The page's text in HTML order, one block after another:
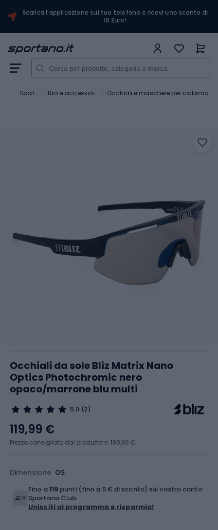
Scarica l'applicazione sul tuo telefono e ricevi uno sconto di
10 Euro!
Sport Bici e accessori Occhiali e maschere per ciclismo
Occhiali da sole Bliz Matrix Nano
Optics Photochromic nero
opaco/marrone blu multi
5.0 (2)
Dimensione OS
119,99 €
Prezzo consigliato dal produttore: 189,99 €
Fino a119 punti (fino a 5 € di sconto) sul vostro conto
Sportano Club.
Unisciti al programma e risparmia!